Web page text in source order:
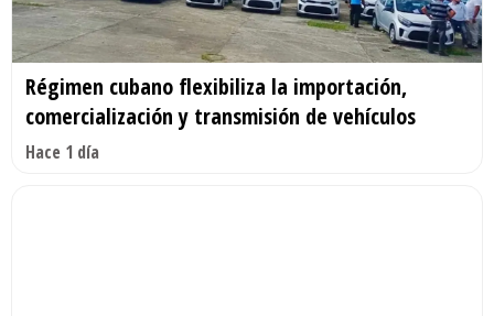
Régimen cubano flexibiliza la importación,
comercialización y transmisión de vehículos
Hace 1 día